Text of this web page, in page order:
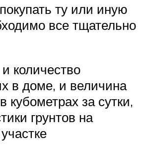
ту или иную
все тщательно
количество
в доме, и величина
кубометрах за сутки,
грунтов на